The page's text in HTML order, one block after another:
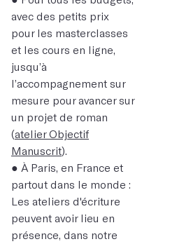
avec des petits prix
pour les masterclasses
et les cours en ligne,
jusqu’à
l’accompagnement sur
mesure pour avancer sur
un projet de roman
(atelier Objectif
Manuscrit).
● À Paris, en France et
partout dans le monde :
Les ateliers d'écriture
peuvent avoir lieu en
présence, dans notre